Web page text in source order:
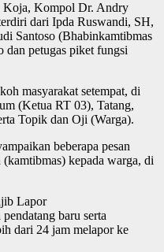
Koja, Kompol Dr. Andry
dari Ipda Ruswandi, SH,
Santoso (Bhabinkamtibmas
dan petugas piket fungsi
masyarakat setempat, di
(Ketua RT 03), Tatang,
Topik dan Oji (Warga).
beberapa pesan
kepada warga, di
Lapor
baru serta
dari 24 jam melapor ke